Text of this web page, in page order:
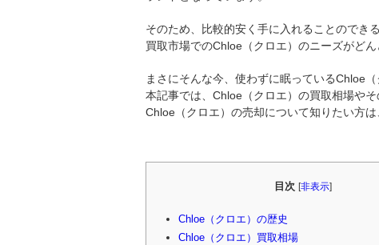
そのため、比較的安く手に入れることのでき
買取市場でのChloe（クロエ）のニーズがどん
まさにそんな今、使わずに眠っているChloe
本記事では、Chloe（クロエ）の買取相場や
Chloe（クロエ）の売却について知りたい方は
目次 [非表示]
Chloe（クロエ）の歴史
Chloe（クロエ）買取相場